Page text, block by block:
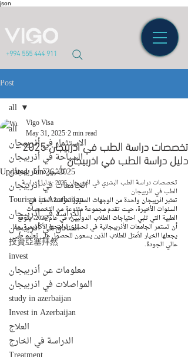
json
+994 555 444 911
Post
all
الاستثمار في أذربيجان
السياحة في أذربيجان
تأشيرة أذربيجان
الجامعات في أذربيجان
Tourism in Azerbaijan
الدراسة في أذربيجان
الفنادق في أذربيجان
投資亞塞拜然
invest
معلومات عن أذربيجان
المواصلات في اذربيجان
study in azerbaijan
Invest in Azerbaijan
العلاج
الدراسة في الخارج
all
تخصصات دراسة الطب في اذربيجان 2025 -
دليل دراسة الطب في اذربيجان
Vigo Visa
May 31, 20252 min read
Updated:Jun 26, 2025
تخصصات دراسة الطب البشري في اذربيجان 2025 - دليل دراسة
الطب في اذربيجان
تعتبر اذربيجان واحدة من الوجهات المميزة لدراسة الطب في
السنوات الأخيرة، حيث تقدم مجموعة متنوعة من التخصصات
الطبية التي تلبي احتياجات الطلاب الدوليين. في عام 2025، يتوقع
أن تستمر الجامعات الأذربيجانية في تحسين برامجها الأكاديمية، مما
يجعلها الخيار الأمثل للطلاب الذين يسعون للحصول على تعليم طبي
عالي الجودة.